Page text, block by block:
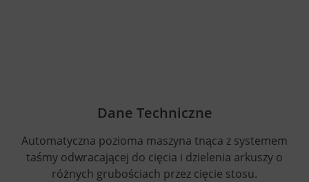
Dane Techniczne
Automatyczna pozioma maszyna tnąca z systemem
taśmy odwracającej do cięcia i dzielenia arkuszy o
różnych grubościach przez cięcie stosu.